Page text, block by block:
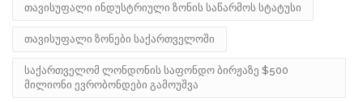
თავისუფალი ინდუსტრიული ზონის საწარმოს სტატუსი
თავისუფალი ზონები საქართველოში
საქართველომ ლონდონის საფონდო ბირჟაზე $500
მილიონი ევრობონდები გამოუშვა